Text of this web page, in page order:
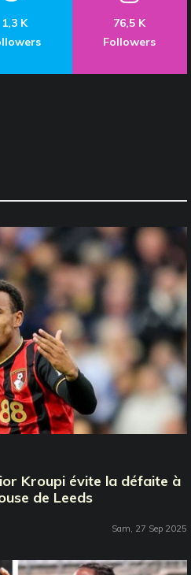
1,3 K
76,5 K
Followers
Kroupi évite la défaite à
de Leeds
Sam, 27 Sep 2025